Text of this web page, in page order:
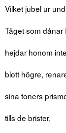
Vilket jubel ur
Tåget som
hejdar honom
blott högre,
sina toners
tills de brister,